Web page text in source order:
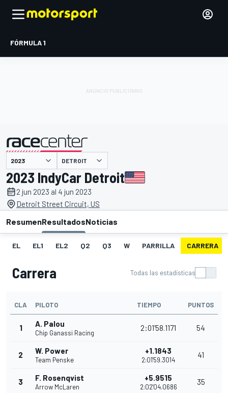
FÓRMULA 1
presentado por DETROIT
2023 IndyCar Detroit
2 jun 2023 al 4 jun 2023
Detroit Street Circuit, US
ResumenResultadosNoticias
EL EL1 EL2 Q2 Q3 W PARRILLA CARRERA
Carrera Todas las estadísticas
CLA PILOTO TIEMPO PUNTOS
1 A. Palou
Chip Ganassi Racing
2:01'58.1171 54
2 W. Power
Team Penske
+1.1843
2:01'59.3014
41
3 F. Rosenqvist
Arrow McLaren
+5.9515
2:02'04.0686
35